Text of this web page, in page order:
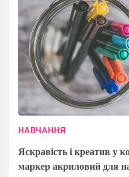
НАВЧАННЯ
Яскравість і креатив у
маркер акриловий для